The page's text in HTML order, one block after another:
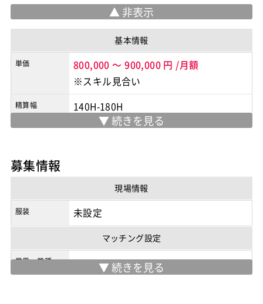
基本情報
単価 800,000 ～900,000 円 /月額
※スキル見合い
精算幅 140H-180H
勤務地 永田町 or 赤坂見附駅
契約形態
募集情報
現場情報
服装 未設定
マッチング設定
業界・業種